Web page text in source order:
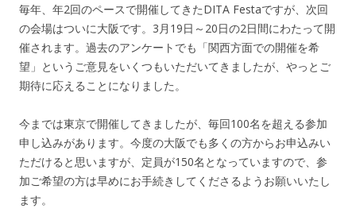
毎年、年2回のペースで開催してきたDITA Festaですが、次回
の会場はついに大阪です。3月19日～20日の2日間にわたって開
催されます。過去のアンケートでも「関西方面での開催を希
望」というご意見をいくつもいただいてきましたが、やっとご
期待に応えることになりました。
今までは東京で開催してきましたが、毎回100名を超える参加
申し込みがあります。今度の大阪でも多くの方からお申込みい
ただけると思いますが、定員が150名となっていますので、参
加ご希望の方は早めにお手続きしてくださるようお願いいたし
ます。